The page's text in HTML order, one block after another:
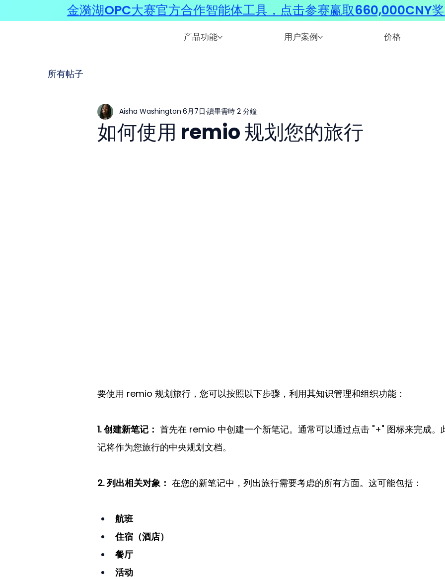
产品功能 用户案例 价格
所有帖子
如何使用 remio 规划您的旅行
Aisha Washington 6月7日 讀畢需時 2 分鐘
要使用 remio 规划旅行，您可以按照以下步骤，利用其知识管理和组织功能：
1. 创建新笔记： 首先在 remio 中创建一个新笔记。通常可以通过点击 "+" 图标来完成。
记将作为您旅行的中央规划文档。
2. 列出相关对象： 在您的新笔记中，列出旅行需要考虑的所有方面。这可能包括：
航班
住宿（酒店）
餐厅
活动
金漪湖OPC大赛官方合作智能体工具，点击参赛赢取660,000CNY